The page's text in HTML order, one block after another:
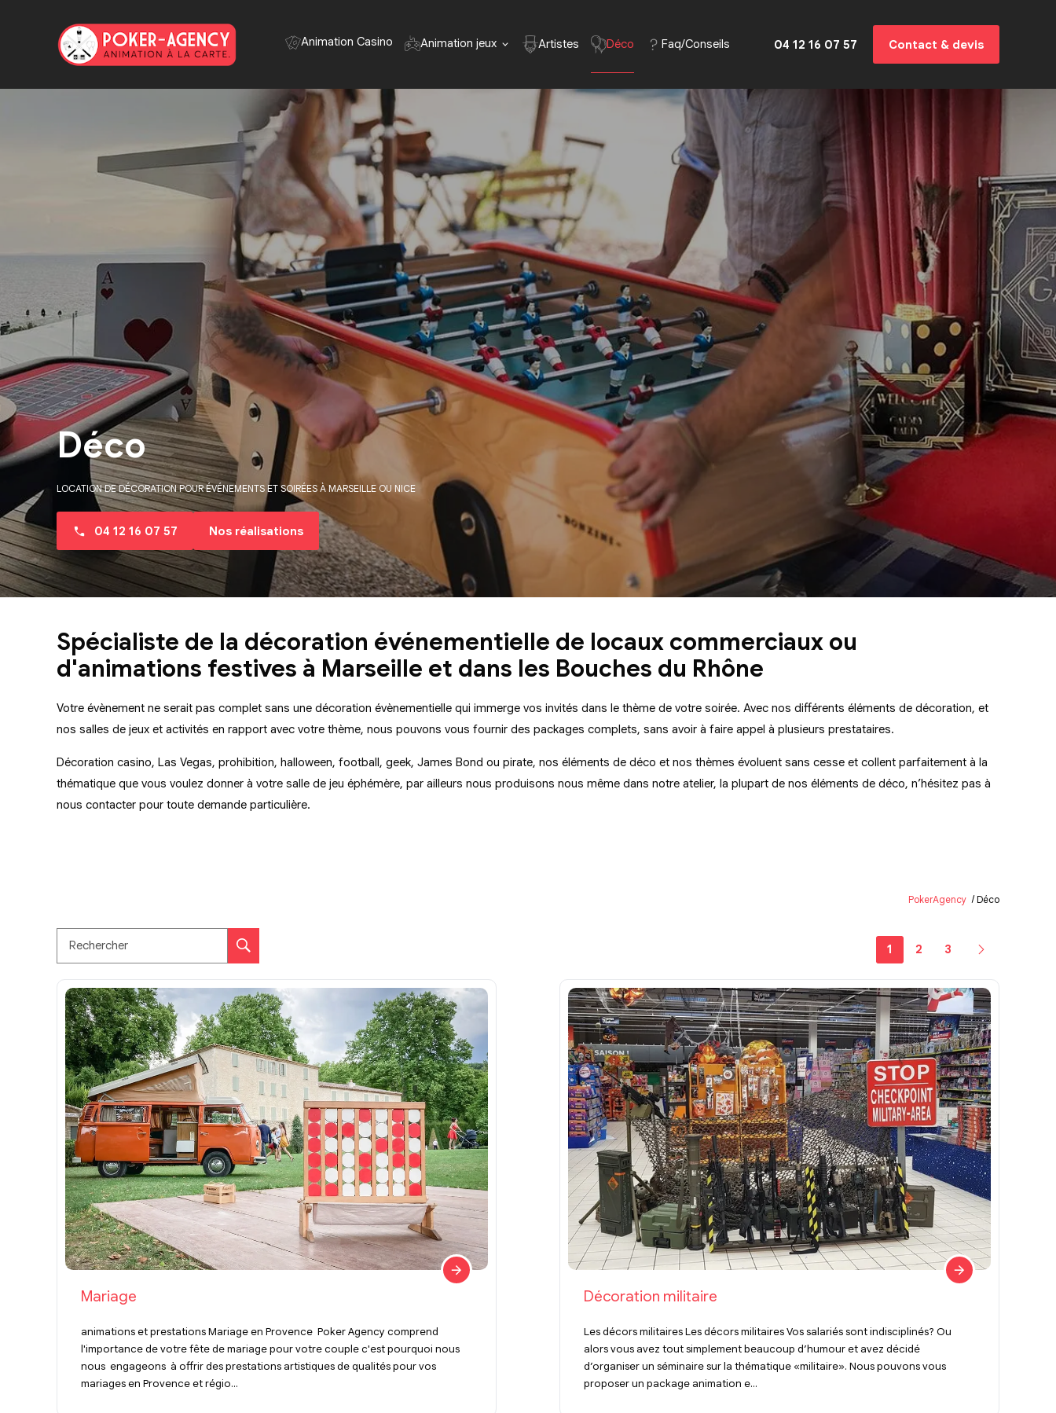
Animation Casino Animation jeux Artistes Déco Faq/Conseils 04 12 16 07 57 Contact & devis
Déco
LOCATION DE DÉCORATION POUR ÉVÉNEMENTS ET SOIRÉES À MARSEILLE OU NICE
04 12 16 07 57 Nos réalisations
Spécialiste de la décoration événementielle de locaux commerciaux ou
d'animations festives à Marseille et dans les Bouches du Rhône
Votre évènement ne serait pas complet sans une décoration évènementielle qui immerge vos invités dans le thème de votre soirée. Avec nos différents éléments de décoration, et
nos salles de jeux et activités en rapport avec votre thème, nous pouvons vous fournir des packages complets, sans avoir à faire appel à plusieurs prestataires.
Décoration casino, Las Vegas, prohibition, halloween, football, geek, James Bond ou pirate, nos éléments de déco et nos thèmes évoluent sans cesse et collent parfaitement à la
thématique que vous voulez donner à votre salle de jeu éphémère, par ailleurs nous produisons nous même dans notre atelier, la plupart de nos éléments de déco, n’hésitez pas à
nous contacter pour toute demande particulière.
PokerAgency Déco
Rechercher 1 2 3
Mariage
animations et prestations Mariage en Provence Poker Agency comprend
l'importance de votre fête de mariage pour votre couple c'est pourquoi nous
nous engageons à offrir des prestations artistiques de qualités pour vos
mariages en Provence et régio...
Décoration militaire
Les décors militaires Les décors militaires Vos salariés sont indisciplinés? Ou
alors vous avez tout simplement beaucoup d’humour et avez décidé
d’organiser un séminaire sur la thématique «militaire». Nous pouvons vous
proposer un package animation e...